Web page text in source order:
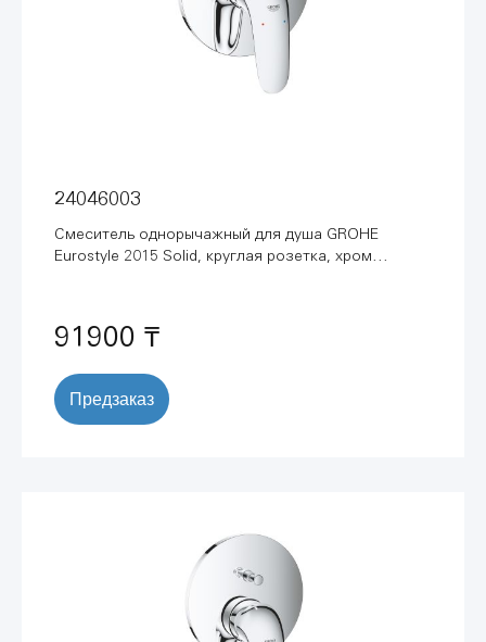
24046003
Смеситель однорычажный для душа GROHE
Eurostyle 2015 Solid, круглая розетка, хром
91900 ₸
Предзаказ